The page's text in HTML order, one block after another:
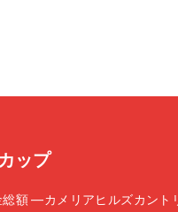
ップ
総額 ―カメリアヒルズカント